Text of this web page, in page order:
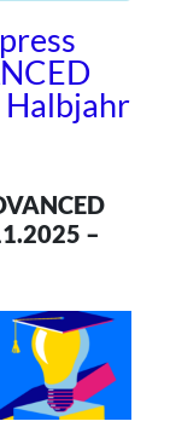
Halbjahr
–